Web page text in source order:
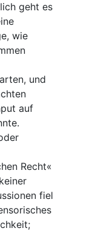
geht es
wie
und
auf
Recht«
fiel